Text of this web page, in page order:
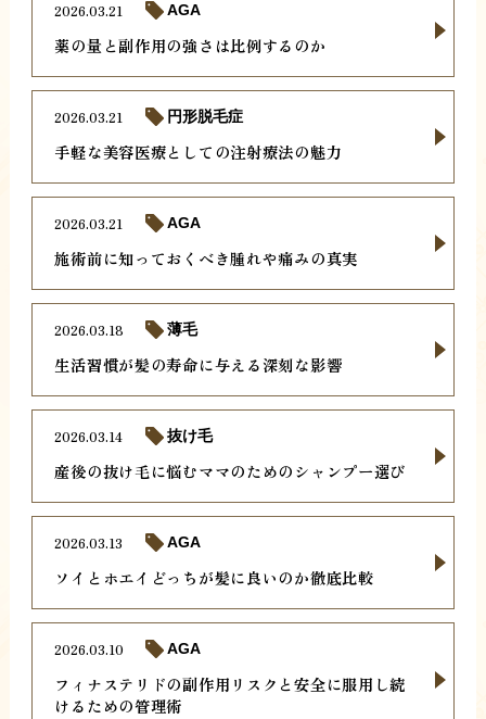
薬の量と副作用の強さは比例するのか
2026.03.21 AGA
手軽な美容医療としての注射療法の魅力
2026.03.21 円形脱毛症
施術前に知っておくべき腫れや痛みの真実
2026.03.21 AGA
生活習慣が髪の寿命に与える深刻な影響
2026.03.18 薄毛
産後の抜け毛に悩むママのためのシャンプー選び
2026.03.14 抜け毛
ソイとホエイどっちが髪に良いのか徹底比較
2026.03.13 AGA
フィナステリドの副作用リスクと安全に服用し続
けるための管理術
2026.03.10 AGA